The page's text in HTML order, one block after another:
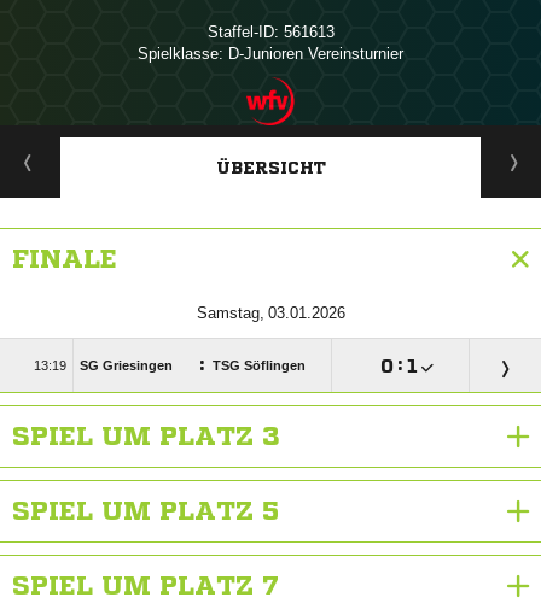
Staffel-ID: 561613
Spielklasse: D-Junioren Vereinsturnier
ANZEIGE
ÜBERSICHT
FINALE
 
 SG Griesingen : TSG Söflingen  : 
SPIEL UM PLATZ 3
SPIEL UM PLATZ 5
SPIEL UM PLATZ 7